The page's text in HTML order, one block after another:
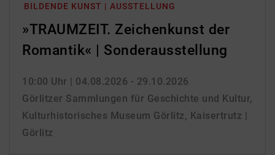
BILDENDE KUNST | AUSSTELLUNG
»TRAUMZEIT. Zeichenkunst der
Romantik« | Sonderausstellung
10:00 Uhr | 04.08.2026 - 29.10.2026
Görlitzer Sammlungen für Geschichte und Kultur,
Kulturhistorisches Museum Görlitz, Kaisertrutz |
Görlitz